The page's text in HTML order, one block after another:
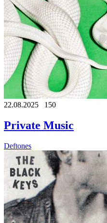
22.08.2025
150
Private Music
Deftones